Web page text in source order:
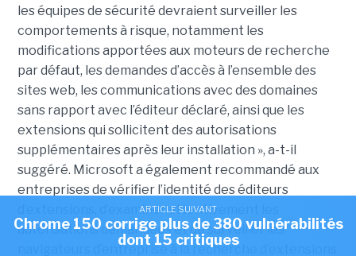
les équipes de sécurité devraient surveiller les
comportements à risque, notamment les
modifications apportées aux moteurs de recherche
par défaut, les demandes d’accès à l’ensemble des
sites web, les communications avec des domaines
sans rapport avec l’éditeur déclaré, ainsi que les
extensions qui sollicitent des autorisations
supplémentaires après leur installation », a-t-il
suggéré. Microsoft a également recommandé aux
entreprises de vérifier l’identité des éditeurs
d’extensions, d’examiner attentivement les
autorisations demandées et de surveiller les
navigateurs d’entreprise à la recherche d’extensions
ARTICLE SUIVANT
Chrome 150 corrige plus de 380 vulnérabilités
dont 15 critiques